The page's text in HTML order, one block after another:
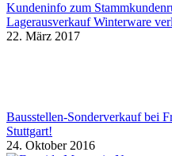
Kundeninfo zum
Lagerausverkauf Winterware
22. März 2017
Bausstellen-Sonderverkauf bei
Stuttgart!
24. Oktober 2016